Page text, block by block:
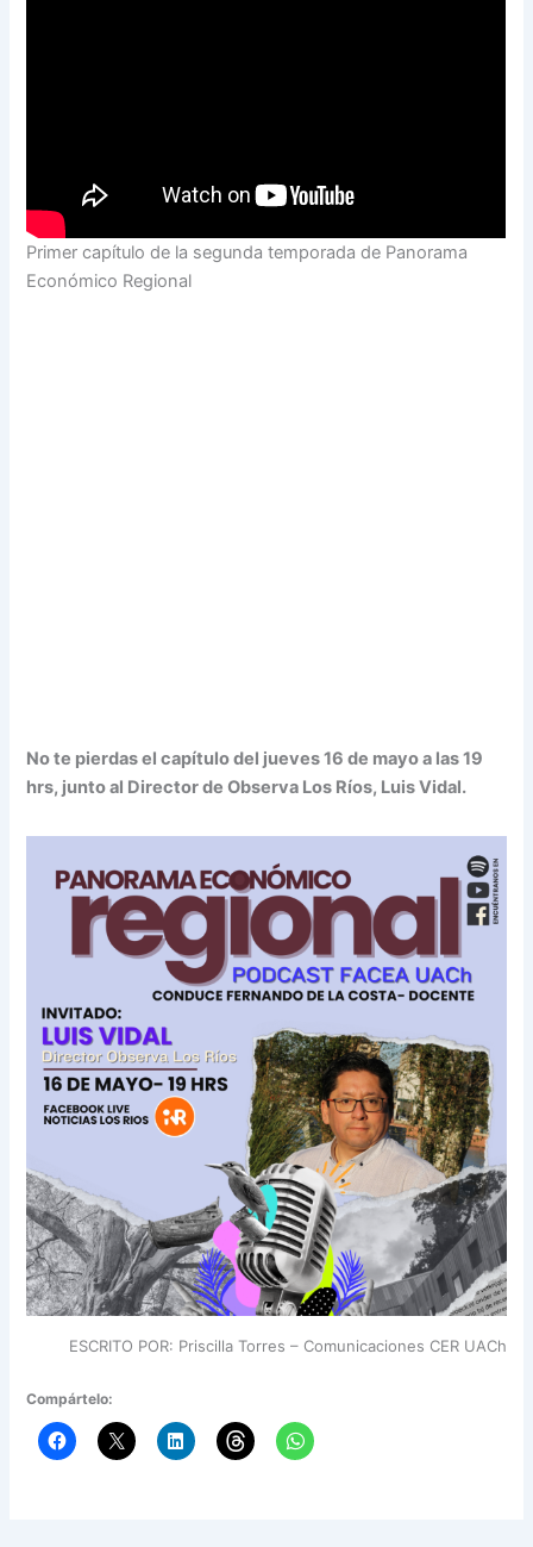
Primer capítulo de la segunda temporada de Panorama
Económico Regional
No te pierdas el capítulo del jueves 16 de mayo a las 19
hrs, junto al Director de Observa Los Ríos, Luis Vidal.
ESCRITO POR: Priscilla Torres – Comunicaciones CER UACh
Compártelo: